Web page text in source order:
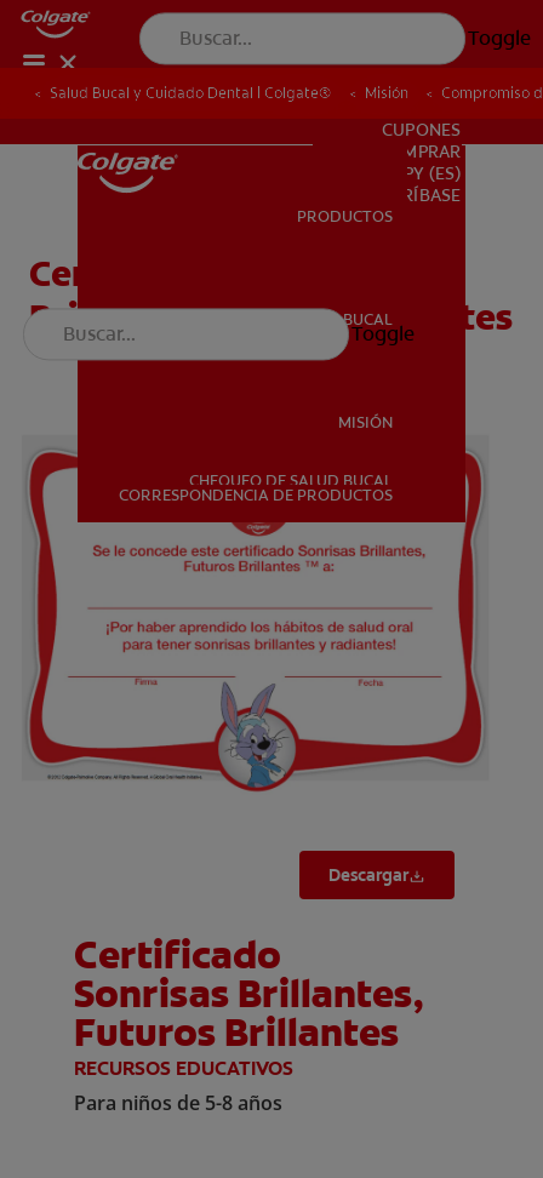
Toggle
PRODUCTOS
SALUD BUCAL
MISIÓN
CHEQUEO DE SALUD BUCAL
CORRESPONDENCIA DE PRODUCTOS
PARA PROFESIONALES
CUPONES
PARA PROFESIONALES
CUPONES
DONDE COMPRAR
PY (ES)
SUSCRÍBASE
PRODUCTOS
SALUD BUCAL
MISIÓN
CHEQUEO DE SALUD BUCAL
CORRESPONDENCIA DE PRODUCTOS
Toggle
Salud Bucal y Cuidado Dental | Colgate® Misión Compromiso
Salud Bucal y Cuidado Dental | Colgate® Misión Compromiso
Certificado Sonrisas
Brillantes, Futuros Brillantes
Descargar
Certificado
Sonrisas Brillantes,
Futuros Brillantes
RECURSOS EDUCATIVOS
Para niños de 5-8 años